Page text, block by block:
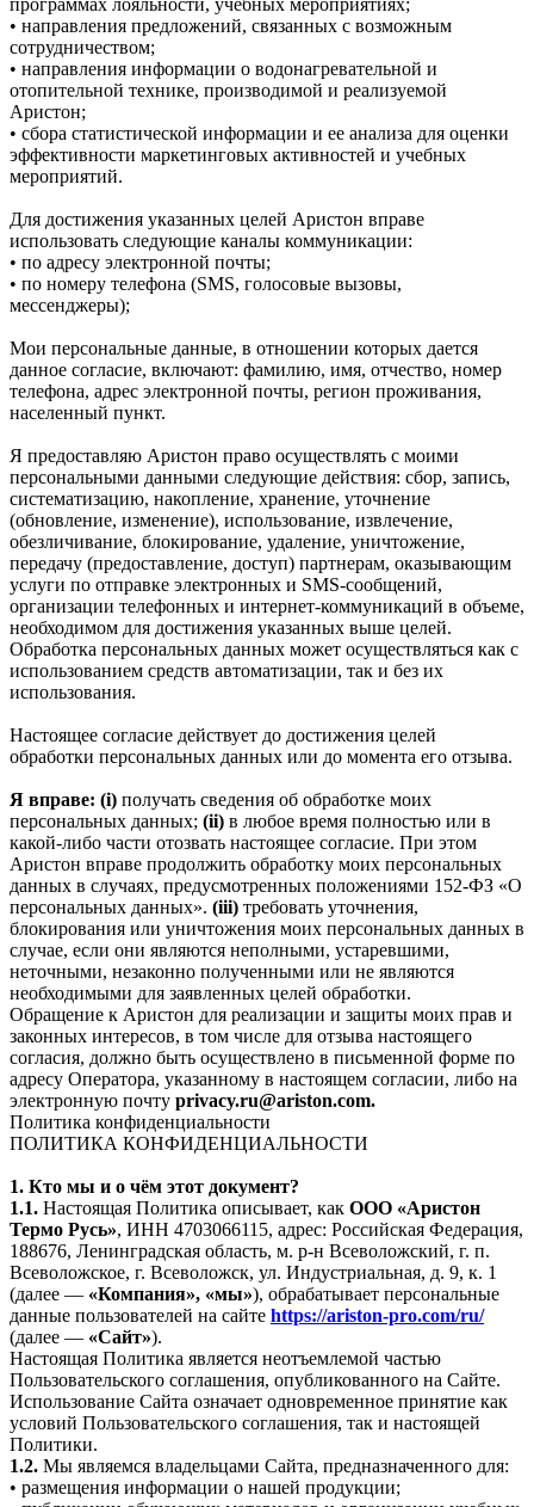
• направления предложений, связанных с возможным
сотрудничеством;
• направления информации о водонагревательной и
отопительной технике, производимой и реализуемой
Аристон;
• сбора статистической информации и ее анализа для оценки
эффективности маркетинговых активностей и учебных
мероприятий.
Для достижения указанных целей Аристон вправе
использовать следующие каналы коммуникации:
• по адресу электронной почты;
• по номеру телефона (SMS, голосовые вызовы,
мессенджеры);
Мои персональные данные, в отношении которых дается
данное согласие, включают: фамилию, имя, отчество, номер
телефона, адрес электронной почты, регион проживания,
населенный пункт.
Я предоставляю Аристон право осуществлять с моими
персональными данными следующие действия: сбор, запись,
систематизацию, накопление, хранение, уточнение
(обновление, изменение), использование, извлечение,
обезличивание, блокирование, удаление, уничтожение,
передачу (предоставление, доступ) партнерам, оказывающим
услуги по отправке электронных и SMS‑сообщений,
организации телефонных и интернет‑коммуникаций в объеме,
необходимом для достижения указанных выше целей.
Обработка персональных данных может осуществляться как с
использованием средств автоматизации, так и без их
использования.
Настоящее согласие действует до достижения целей
обработки персональных данных или до момента его отзыва.
Я вправе: (i) получать сведения об обработке моих
персональных данных; (ii) в любое время полностью или в
какой-либо части отозвать настоящее согласие. При этом
Аристон вправе продолжить обработку моих персональных
данных в случаях, предусмотренных положениями 152-ФЗ «О
персональных данных». (iii) требовать уточнения,
блокирования или уничтожения моих персональных данных в
случае, если они являются неполными, устаревшими,
неточными, незаконно полученными или не являются
необходимыми для заявленных целей обработки.
Обращение к Аристон для реализации и защиты моих прав и
законных интересов, в том числе для отзыва настоящего
согласия, должно быть осуществлено в письменной форме по
адресу Оператора, указанному в настоящем согласии, либо на
электронную почту privacy.ru@ariston.com.
Политика конфиденциальности
ПОЛИТИКА КОНФИДЕНЦИАЛЬНОСТИ
1. Кто мы и о чём этот документ?
1.1. Настоящая Политика описывает, как ООО «Аристон
Термо Русь», ИНН 4703066115, адрес: Российская Федерация,
188676, Ленинградская область, м. р-н Всеволожский, г. п.
Всеволожское, г. Всеволожск, ул. Индустриальная, д. 9, к. 1
(далее — «Компания», «мы»), обрабатывает персональные
данные пользователей на сайте https://ariston-pro.com/ru/
(далее — «Сайт»).
Настоящая Политика является неотъемлемой частью
Пользовательского соглашения, опубликованного на Сайте.
Использование Сайта означает одновременное принятие как
условий Пользовательского соглашения, так и настоящей
Политики.
1.2. Мы являемся владельцами Сайта, предназначенного для:
• размещения информации о нашей продукции;